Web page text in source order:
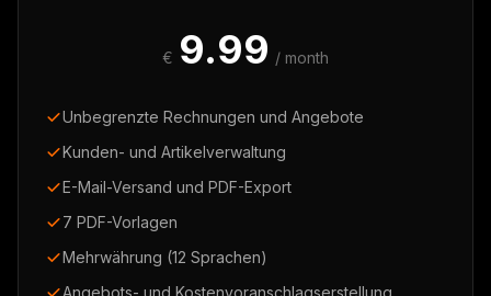
€ 9.99 / month
Unbegrenzte Rechnungen und Angebote
Kunden- und Artikelverwaltung
E-Mail-Versand und PDF-Export
7 PDF-Vorlagen
Mehrwährung (12 Sprachen)
Angebots- und Kostenvoranschlagserstellung